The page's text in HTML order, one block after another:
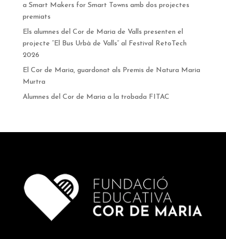
a Smart Makers for Smart Towns amb dos projectes
premiats
Els alumnes del Cor de Maria de Valls presenten el
projecte “El Bus Urbà de Valls” al Festival RetoTech
2026
El Cor de Maria, guardonat als Premis de Natura Maria
Murtra
Alumnes del Cor de Maria a la trobada FITAC